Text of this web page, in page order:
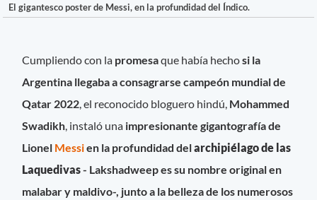
El gigantesco poster de Messi, en la profundidad del Índico.
Cumpliendo con la promesaque había hechosi la
Argentina llegaba a consagrarse campeón mundial de
Qatar 2022 , el reconocido bloguero hindú, Mohammed
Swadikh , instaló una impresionante gigantografía de
Lionel Messien la profundidad delarchipiélago de las
Laquedivas- Lakshadweep es su nombre original en
malabar y maldivo-, junto a la belleza de los numerosos